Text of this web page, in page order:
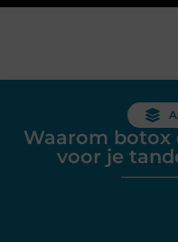
Waarom botox
voor je